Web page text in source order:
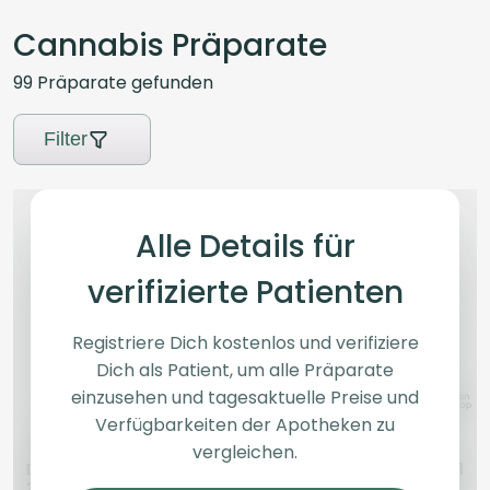
Cannabis Präparate
99 Präparategefunden
Filter
Alle Details für
verifizierte Patienten
Registriere Dich kostenlos und verifiziere
Dich als Patient, um alle Präparate
einzusehen und tagesaktuelle Preise und
Verfügbarkeiten der Apotheken zu
vergleichen.
Blüten Indica